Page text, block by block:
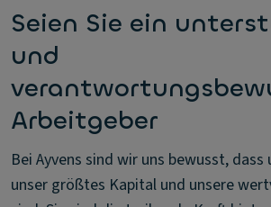
Seien Sie ein
und
Arbeitgeber
Bei Ayvens sind wir uns bewusst,
unser größtes Kapital und unsere